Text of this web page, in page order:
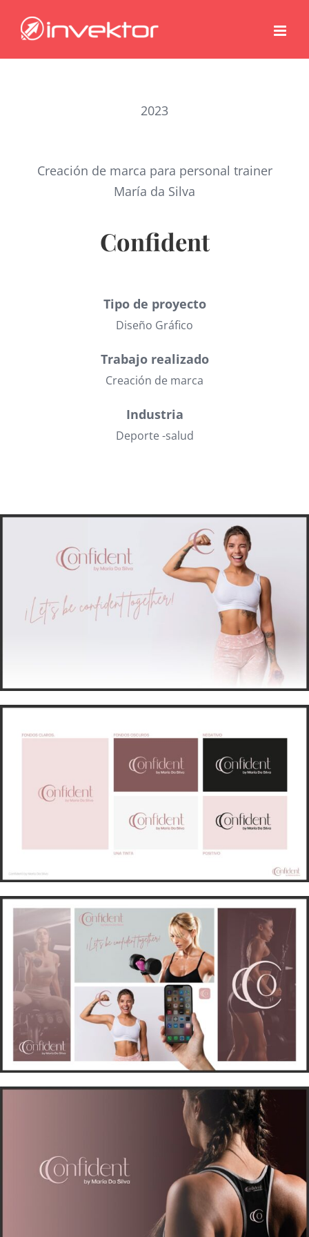
2023
Creación de marca para personal trainer
María da Silva
Confident
Tipo de proyecto
Diseño Gráfico
Trabajo realizado
Creación de marca
Industria
Deporte -salud